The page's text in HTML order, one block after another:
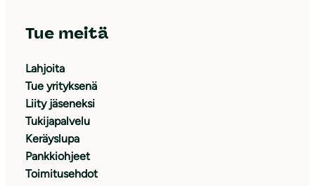
Tue meitä
Lahjoita
Tue yrityksenä
Liity jäseneksi
Tukijapalvelu
Keräyslupa
Pankkiohjeet
Toimitusehdot